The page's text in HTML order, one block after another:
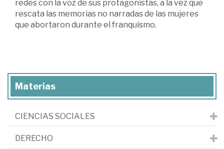
redes con la voz de sus protagonistas, a la vez que
rescata las memorias no narradas de las mujeres
que abortaron durante el franquismo.
Materias
CIENCIAS SOCIALES
DERECHO